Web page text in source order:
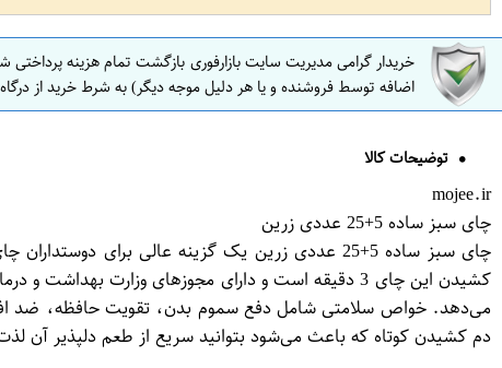
خریدار گرامی مدیریت سایت بازارفوری بازگشت تمام هزینه
اضافه توسط فروشنده و یا هر دلیل موجه دیگر) به شرط خرید از
توضیحات کالا
mojee.ir
چای سبز ساده 5+25 عددی زرین
دم کشیدن کوتاه که باعث می‌شود بتوانید سریع از طعم دلپذیر آن